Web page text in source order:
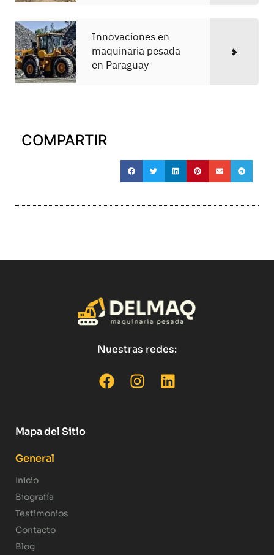
Innovaciones en
maquinaria pesada
en Paraguay
COMPARTIR
Nuestras redes:
Mapa del Sitio
General
Inicio
Biografía
Testimonios
Contacto
Blog